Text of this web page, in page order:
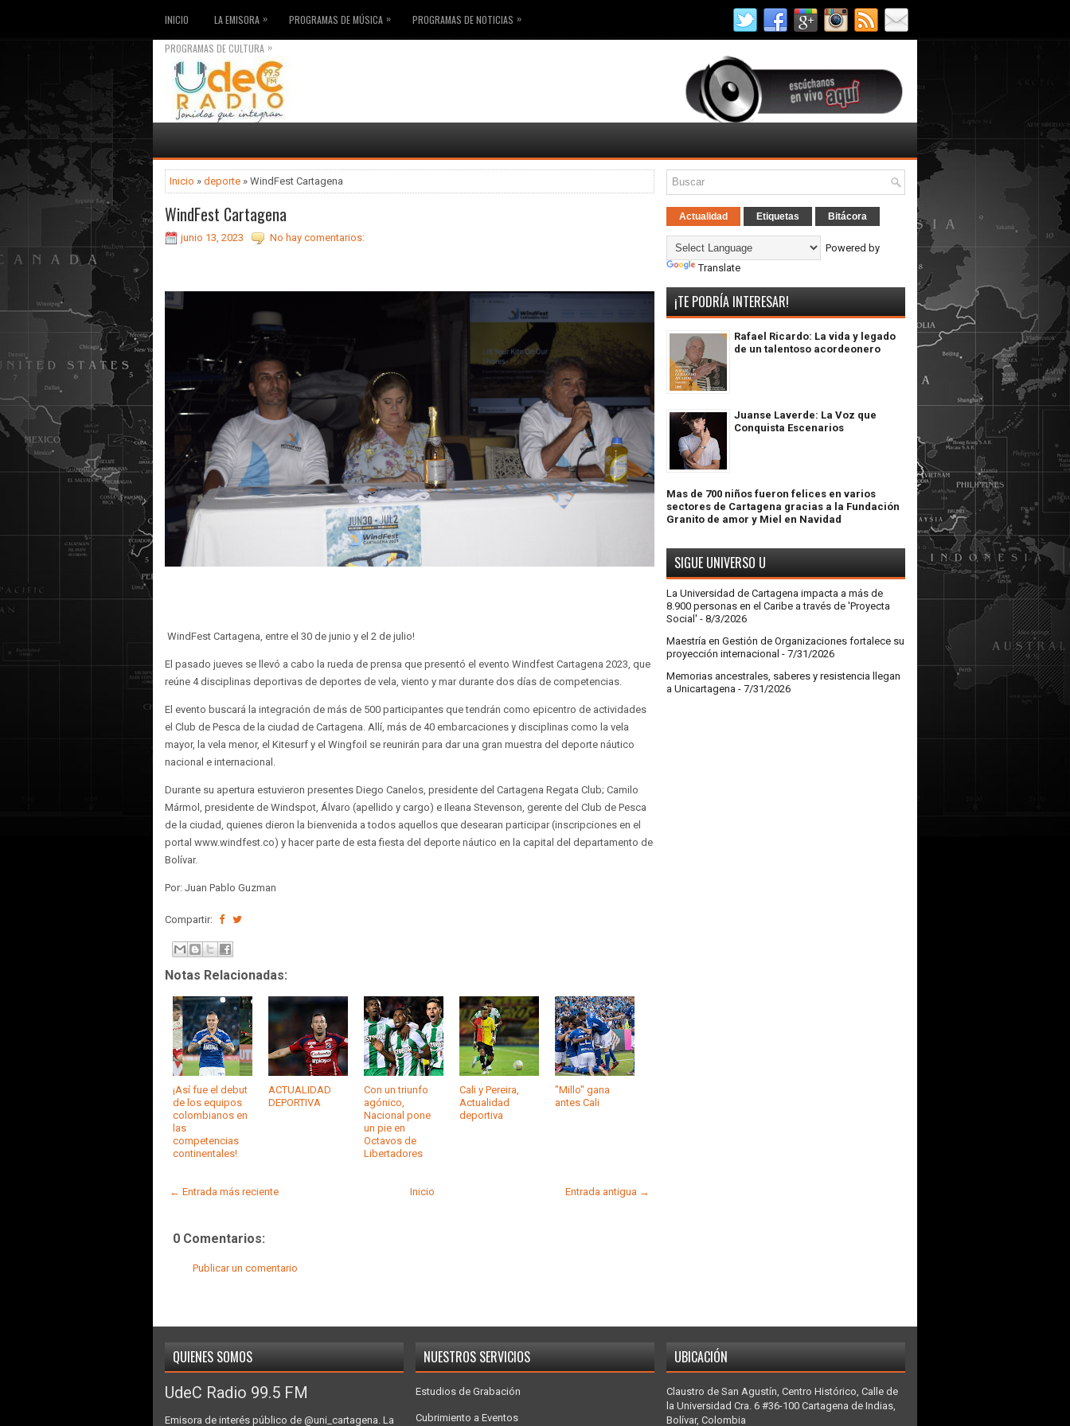
INICIO LA EMISORA » PROGRAMAS DE MÚSICA » PROGRAMAS DE NOTICIAS »
PROGRAMAS DE CULTURA »
Inicio » deporte » WindFest Cartagena
WindFest Cartagena
junio 13, 2023 No hay comentarios:
WindFest Cartagena, entre el 30 de junio y el 2 de julio!
El pasado jueves se llevó a cabo la rueda de prensa que presentó el evento Windfest Cartagena 2023, que
reúne 4 disciplinas deportivas de deportes de vela, viento y mar durante dos días de competencias.
El evento buscará la integración de más de 500 participantes que tendrán como epicentro de actividades
el Club de Pesca de la ciudad de Cartagena. Allí, más de 40 embarcaciones y disciplinas como la vela
mayor, la vela menor, el Kitesurf y el Wingfoil se reunirán para dar una gran muestra del deporte náutico
nacional e internacional.
Durante su apertura estuvieron presentes Diego Canelos, presidente del Cartagena Regata Club; Camilo
Mármol, presidente de Windspot, Álvaro (apellido y cargo) e Ileana Stevenson, gerente del Club de Pesca
de la ciudad, quienes dieron la bienvenida a todos aquellos que desearan participar (inscripciones en el
portal www.windfest.co) y hacer parte de esta fiesta del deporte náutico en la capital del departamento de
Bolívar.
Por: Juan Pablo Guzman
Compartir:
Notas Relacionadas:
¡Así fue el debut
de los equipos
colombianos en
las
competencias
continentales!
ACTUALIDAD
DEPORTIVA
Con un triunfo
agónico,
Nacional pone
un pie en
Octavos de
Libertadores
Cali y Pereira,
Actualidad
deportiva
"Millo" gana
antes Cali
← Entrada más reciente Entrada antigua →
Inicio
0 Comentarios:
Publicar un comentario
Actualidad Etiquetas Bitácora
Powered by
Translate
¡TE PODRÍA INTERESAR!
Rafael Ricardo: La vida y legado
de un talentoso acordeonero
Juanse Laverde: La Voz que
Conquista Escenarios
Mas de 700 niños fueron felices en varios
sectores de Cartagena gracias a la Fundación
Granito de amor y Miel en Navidad
SIGUE UNIVERSO U
La Universidad de Cartagena impacta a más de
8.900 personas en el Caribe a través de 'Proyecta
Social' - 8/3/2026
Maestría en Gestión de Organizaciones fortalece su
proyección internacional - 7/31/2026
Memorias ancestrales, saberes y resistencia llegan
a Unicartagena - 7/31/2026
QUIENES SOMOS
UdeC Radio 99.5 FM
Emisora de interés público de @uni_cartagena. La
NUESTROS SERVICIOS
Estudios de Grabación
Cubrimiento a Eventos
UBICACIÓN
Claustro de San Agustín, Centro Histórico, Calle de
la Universidad Cra. 6 #36-100 Cartagena de Indias,
Bolívar, Colombia